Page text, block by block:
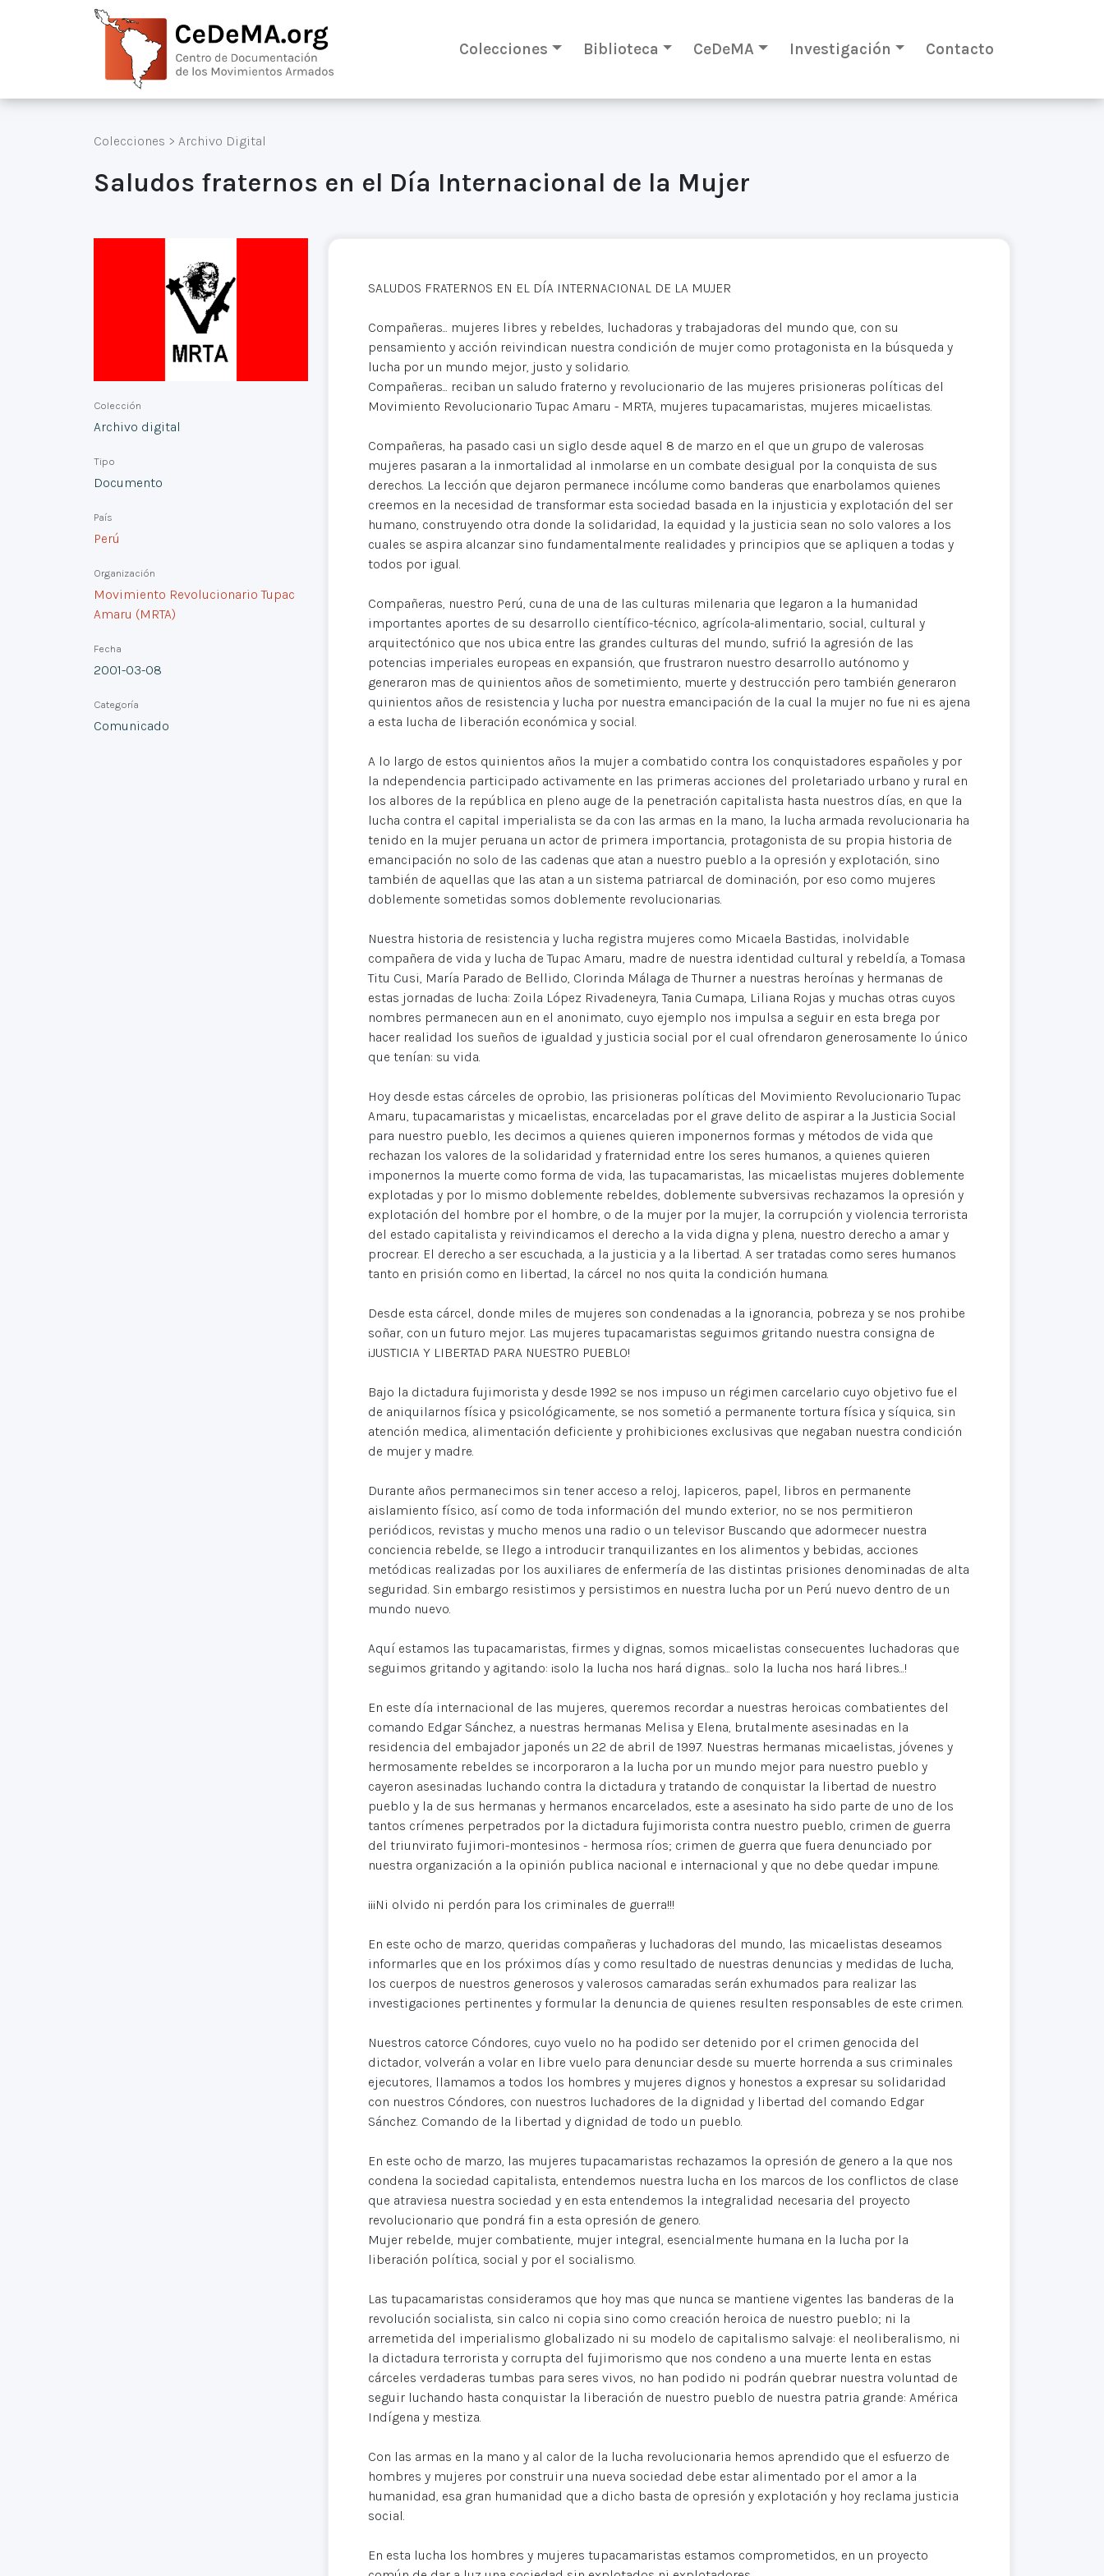
Colecciones Biblioteca CeDeMA Investigación Contacto
Colecciones > Archivo Digital
Saludos fraternos en el Día Internacional de la Mujer
Colección
Archivo digital
Tipo
Documento
País
Perú
Organización
Movimiento Revolucionario Tupac
Amaru (MRTA)
Fecha
2001-03-08
Categoría
Comunicado
SALUDOS FRATERNOS EN EL DÍA INTERNACIONAL DE LA MUJER
Compañeras... mujeres libres y rebeldes, luchadoras y trabajadoras del mundo que, con su
pensamiento y acción reivindican nuestra condición de mujer como protagonista en la búsqueda y
lucha por un mundo mejor, justo y solidario.
Compañeras... reciban un saludo fraterno y revolucionario de las mujeres prisioneras políticas del
Movimiento Revolucionario Tupac Amaru - MRTA, mujeres tupacamaristas, mujeres micaelistas.
Compañeras, ha pasado casi un siglo desde aquel 8 de marzo en el que un grupo de valerosas
mujeres pasaran a la inmortalidad al inmolarse en un combate desigual por la conquista de sus
derechos. La lección que dejaron permanece incólume como banderas que enarbolamos quienes
creemos en la necesidad de transformar esta sociedad basada en la injusticia y explotación del ser
humano, construyendo otra donde la solidaridad, la equidad y la justicia sean no solo valores a los
cuales se aspira alcanzar sino fundamentalmente realidades y principios que se apliquen a todas y
todos por igual.
Compañeras, nuestro Perú, cuna de una de las culturas milenaria que legaron a la humanidad
importantes aportes de su desarrollo científico-técnico, agrícola-alimentario, social, cultural y
arquitectónico que nos ubica entre las grandes culturas del mundo, sufrió la agresión de las
potencias imperiales europeas en expansión, que frustraron nuestro desarrollo autónomo y
generaron mas de quinientos años de sometimiento, muerte y destrucción pero también generaron
quinientos años de resistencia y lucha por nuestra emancipación de la cual la mujer no fue ni es ajena
a esta lucha de liberación económica y social.
A lo largo de estos quinientos años la mujer a combatido contra los conquistadores españoles y por
la ndependencia participado activamente en las primeras acciones del proletariado urbano y rural en
los albores de la república en pleno auge de la penetración capitalista hasta nuestros días, en que la
lucha contra el capital imperialista se da con las armas en la mano, la lucha armada revolucionaria ha
tenido en la mujer peruana un actor de primera importancia, protagonista de su propia historia de
emancipación no solo de las cadenas que atan a nuestro pueblo a la opresión y explotación, sino
también de aquellas que las atan a un sistema patriarcal de dominación, por eso como mujeres
doblemente sometidas somos doblemente revolucionarias.
Nuestra historia de resistencia y lucha registra mujeres como Micaela Bastidas, inolvidable
compañera de vida y lucha de Tupac Amaru, madre de nuestra identidad cultural y rebeldía, a Tomasa
Titu Cusi, María Parado de Bellido, Clorinda Málaga de Thurner a nuestras heroínas y hermanas de
estas jornadas de lucha: Zoila López Rivadeneyra, Tania Cumapa, Liliana Rojas y muchas otras cuyos
nombres permanecen aun en el anonimato, cuyo ejemplo nos impulsa a seguir en esta brega por
hacer realidad los sueños de igualdad y justicia social por el cual ofrendaron generosamente lo único
que tenían: su vida.
Hoy desde estas cárceles de oprobio, las prisioneras políticas del Movimiento Revolucionario Tupac
Amaru, tupacamaristas y micaelistas, encarceladas por el grave delito de aspirar a la Justicia Social
para nuestro pueblo, les decimos a quienes quieren imponernos formas y métodos de vida que
rechazan los valores de la solidaridad y fraternidad entre los seres humanos, a quienes quieren
imponernos la muerte como forma de vida, las tupacamaristas, las micaelistas mujeres doblemente
explotadas y por lo mismo doblemente rebeldes, doblemente subversivas rechazamos la opresión y
explotación del hombre por el hombre, o de la mujer por la mujer, la corrupción y violencia terrorista
del estado capitalista y reivindicamos el derecho a la vida digna y plena, nuestro derecho a amar y
procrear. El derecho a ser escuchada, a la justicia y a la libertad. A ser tratadas como seres humanos
tanto en prisión como en libertad, la cárcel no nos quita la condición humana.
Desde esta cárcel, donde miles de mujeres son condenadas a la ignorancia, pobreza y se nos prohibe
soñar, con un futuro mejor. Las mujeres tupacamaristas seguimos gritando nuestra consigna de
¡JUSTICIA Y LIBERTAD PARA NUESTRO PUEBLO!
Bajo la dictadura fujimorista y desde 1992 se nos impuso un régimen carcelario cuyo objetivo fue el
de aniquilarnos física y psicológicamente, se nos sometió a permanente tortura física y síquica, sin
atención medica, alimentación deficiente y prohibiciones exclusivas que negaban nuestra condición
de mujer y madre.
Durante años permanecimos sin tener acceso a reloj, lapiceros, papel, libros en permanente
aislamiento físico, así como de toda información del mundo exterior, no se nos permitieron
periódicos, revistas y mucho menos una radio o un televisor Buscando que adormecer nuestra
conciencia rebelde, se llego a introducir tranquilizantes en los alimentos y bebidas, acciones
metódicas realizadas por los auxiliares de enfermería de las distintas prisiones denominadas de alta
seguridad. Sin embargo resistimos y persistimos en nuestra lucha por un Perú nuevo dentro de un
mundo nuevo.
Aquí estamos las tupacamaristas, firmes y dignas, somos micaelistas consecuentes luchadoras que
seguimos gritando y agitando: ¡solo la lucha nos hará dignas... solo la lucha nos hará libres...!
En este día internacional de las mujeres, queremos recordar a nuestras heroicas combatientes del
comando Edgar Sánchez, a nuestras hermanas Melisa y Elena, brutalmente asesinadas en la
residencia del embajador japonés un 22 de abril de 1997. Nuestras hermanas micaelistas, jóvenes y
hermosamente rebeldes se incorporaron a la lucha por un mundo mejor para nuestro pueblo y
cayeron asesinadas luchando contra la dictadura y tratando de conquistar la libertad de nuestro
pueblo y la de sus hermanas y hermanos encarcelados, este a asesinato ha sido parte de uno de los
tantos crímenes perpetrados por la dictadura fujimorista contra nuestro pueblo, crimen de guerra
del triunvirato fujimori-montesinos - hermosa ríos; crimen de guerra que fuera denunciado por
nuestra organización a la opinión publica nacional e internacional y que no debe quedar impune.
¡¡¡Ni olvido ni perdón para los criminales de guerra!!!
En este ocho de marzo, queridas compañeras y luchadoras del mundo, las micaelistas deseamos
informarles que en los próximos días y como resultado de nuestras denuncias y medidas de lucha,
los cuerpos de nuestros generosos y valerosos camaradas serán exhumados para realizar las
investigaciones pertinentes y formular la denuncia de quienes resulten responsables de este crimen.
Nuestros catorce Cóndores, cuyo vuelo no ha podido ser detenido por el crimen genocida del
dictador, volverán a volar en libre vuelo para denunciar desde su muerte horrenda a sus criminales
ejecutores, llamamos a todos los hombres y mujeres dignos y honestos a expresar su solidaridad
con nuestros Cóndores, con nuestros luchadores de la dignidad y libertad del comando Edgar
Sánchez. Comando de la libertad y dignidad de todo un pueblo.
En este ocho de marzo, las mujeres tupacamaristas rechazamos la opresión de genero a la que nos
condena la sociedad capitalista, entendemos nuestra lucha en los marcos de los conflictos de clase
que atraviesa nuestra sociedad y en esta entendemos la integralidad necesaria del proyecto
revolucionario que pondrá fin a esta opresión de genero.
Mujer rebelde, mujer combatiente, mujer integral, esencialmente humana en la lucha por la
liberación política, social y por el socialismo.
Las tupacamaristas consideramos que hoy mas que nunca se mantiene vigentes las banderas de la
revolución socialista, sin calco ni copia sino como creación heroica de nuestro pueblo; ni la
arremetida del imperialismo globalizado ni su modelo de capitalismo salvaje: el neoliberalismo, ni
la dictadura terrorista y corrupta del fujimorismo que nos condeno a una muerte lenta en estas
cárceles verdaderas tumbas para seres vivos, no han podido ni podrán quebrar nuestra voluntad de
seguir luchando hasta conquistar la liberación de nuestro pueblo de nuestra patria grande: América
Indígena y mestiza.
Con las armas en la mano y al calor de la lucha revolucionaria hemos aprendido que el esfuerzo de
hombres y mujeres por construir una nueva sociedad debe estar alimentado por el amor a la
humanidad, esa gran humanidad que a dicho basta de opresión y explotación y hoy reclama justicia
social.
En esta lucha los hombres y mujeres tupacamaristas estamos comprometidos, en un proyecto